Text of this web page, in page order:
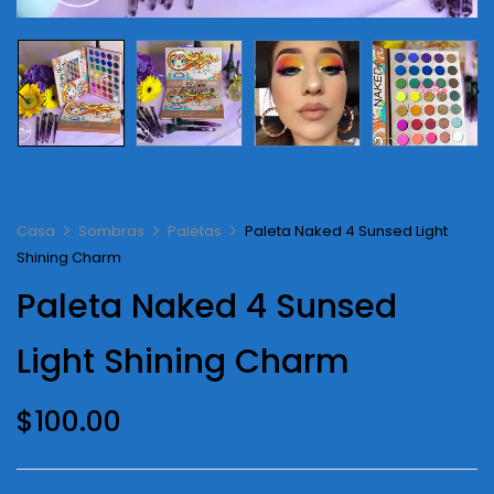
Casa Sombras Paletas
Paleta Naked 4 Sunsed Light
Shining Charm
Paleta Naked 4 Sunsed
Light Shining Charm
$100.00